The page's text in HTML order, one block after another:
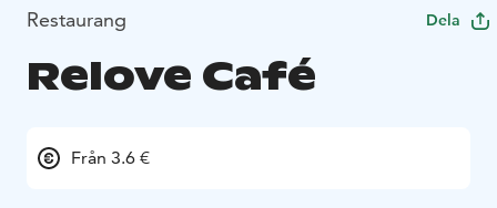
Restaurang Dela
Relove Café
Från 3.6 €